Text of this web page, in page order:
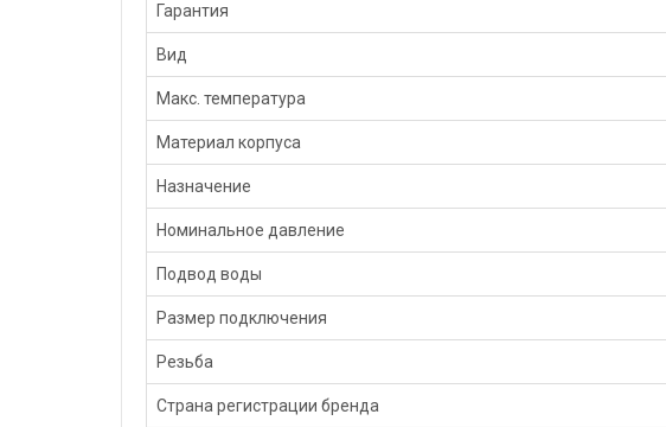
Гарантия
Вид
Макс. температура
Материал корпуса
Назначение
Номинальное давление
Подвод воды
Размер подключения
Резьба
Страна регистрации бренда